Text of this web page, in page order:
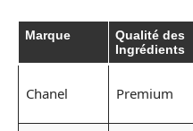
Marque
Qualité des
Ingrédients
Chanel Premium